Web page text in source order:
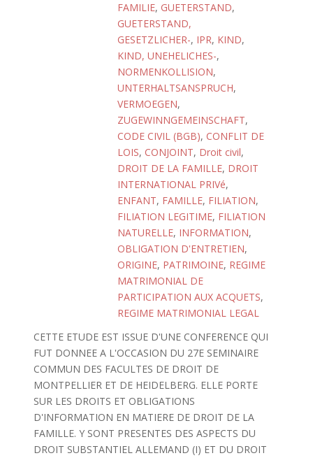
FAMILIE, GUETERSTAND,
GUETERSTAND,
GESETZLICHER-, IPR, KIND,
KIND, UNEHELICHES-,
NORMENKOLLISION,
UNTERHALTSANSPRUCH,
VERMOEGEN,
ZUGEWINNGEMEINSCHAFT,
CODE CIVIL (BGB), CONFLIT DE
LOIS, CONJOINT, Droit civil,
DROIT DE LA FAMILLE, DROIT
INTERNATIONAL PRIVé,
ENFANT, FAMILLE, FILIATION,
FILIATION LEGITIME, FILIATION
NATURELLE, INFORMATION,
OBLIGATION D'ENTRETIEN,
ORIGINE, PATRIMOINE, REGIME
MATRIMONIAL DE
PARTICIPATION AUX ACQUETS,
REGIME MATRIMONIAL LEGAL
CETTE ETUDE EST ISSUE D'UNE CONFERENCE QUI
FUT DONNEE A L'OCCASION DU 27E SEMINAIRE
COMMUN DES FACULTES DE DROIT DE
MONTPELLIER ET DE HEIDELBERG. ELLE PORTE
SUR LES DROITS ET OBLIGATIONS
D'INFORMATION EN MATIERE DE DROIT DE LA
FAMILLE. Y SONT PRESENTES DES ASPECTS DU
DROIT SUBSTANTIEL ALLEMAND (I) ET DU DROIT